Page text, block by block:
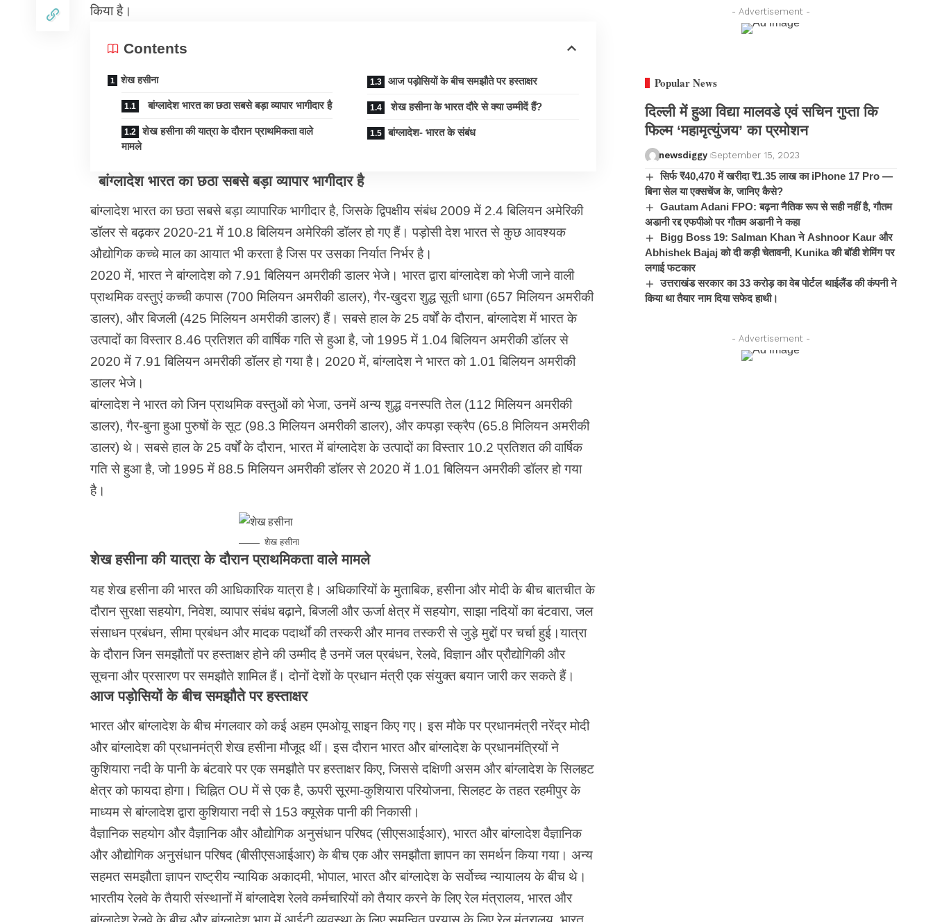
किया है।
Contents
शेख हसीना
बांग्लादेश भारत का छठा सबसे बड़ा व्यापार भागीदार है
शेख हसीना की यात्रा के दौरान प्राथमिकता वाले
मामले
आज पड़ोसियों के बीच समझौते पर हस्ताक्षर
शेख हसीना के भारत दौरे से क्या उम्मीदें हैं?
बांग्लादेश- भारत के संबंध
बांग्लादेश भारत का छठा सबसे बड़ा व्यापार भागीदार है
बांग्लादेश भारत का छठा सबसे बड़ा व्यापारिक भागीदार है, जिसके द्विपक्षीय संबंध 2009 में 2.4 बिलियन अमेरिकी
डॉलर से बढ़कर 2020-21 में 10.8 बिलियन अमेरिकी डॉलर हो गए हैं। पड़ोसी देश भारत से कुछ आवश्यक
औद्योगिक कच्चे माल का आयात भी करता है जिस पर उसका निर्यात निर्भर है।
2020 में, भारत ने बांग्लादेश को 7.91 बिलियन अमरीकी डालर भेजे। भारत द्वारा बांग्लादेश को भेजी जाने वाली
प्राथमिक वस्तुएं कच्ची कपास (700 मिलियन अमरीकी डालर), गैर-खुदरा शुद्ध सूती धागा (657 मिलियन अमरीकी
डालर), और बिजली (425 मिलियन अमरीकी डालर) हैं। सबसे हाल के 25 वर्षों के दौरान, बांग्लादेश में भारत के
उत्पादों का विस्तार 8.46 प्रतिशत की वार्षिक गति से हुआ है, जो 1995 में 1.04 बिलियन अमरीकी डॉलर से
2020 में 7.91 बिलियन अमरीकी डॉलर हो गया है। 2020 में, बांग्लादेश ने भारत को 1.01 बिलियन अमरीकी
डालर भेजे।
बांग्लादेश ने भारत को जिन प्राथमिक वस्तुओं को भेजा, उनमें अन्य शुद्ध वनस्पति तेल (112 मिलियन अमरीकी
डालर), गैर-बुना हुआ पुरुषों के सूट (98.3 मिलियन अमरीकी डालर), और कपड़ा स्क्रैप (65.8 मिलियन अमरीकी
डालर) थे। सबसे हाल के 25 वर्षों के दौरान, भारत में बांग्लादेश के उत्पादों का विस्तार 10.2 प्रतिशत की वार्षिक
गति से हुआ है, जो 1995 में 88.5 मिलियन अमरीकी डॉलर से 2020 में 1.01 बिलियन अमरीकी डॉलर हो गया
है।
शेख हसीना
शेख हसीना की यात्रा के दौरान प्राथमिकता वाले मामले
यह शेख हसीना की भारत की आधिकारिक यात्रा है। अधिकारियों के मुताबिक, हसीना और मोदी के बीच बातचीत के
दौरान सुरक्षा सहयोग, निवेश, व्यापार संबंध बढ़ाने, बिजली और ऊर्जा क्षेत्र में सहयोग, साझा नदियों का बंटवारा, जल
संसाधन प्रबंधन, सीमा प्रबंधन और मादक पदार्थों की तस्करी और मानव तस्करी से जुड़े मुद्दों पर चर्चा हुई।यात्रा
के दौरान जिन समझौतों पर हस्ताक्षर होने की उम्मीद है उनमें जल प्रबंधन, रेलवे, विज्ञान और प्रौद्योगिकी और
सूचना और प्रसारण पर समझौते शामिल हैं। दोनों देशों के प्रधान मंत्री एक संयुक्त बयान जारी कर सकते हैं।
आज पड़ोसियों के बीच समझौते पर हस्ताक्षर
भारत और बांग्लादेश के बीच मंगलवार को कई अहम एमओयू साइन किए गए। इस मौके पर प्रधानमंत्री नरेंद्र मोदी
और बांग्लादेश की प्रधानमंत्री शेख हसीना मौजूद थीं। इस दौरान भारत और बांग्लादेश के प्रधानमंत्रियों ने
कुशियारा नदी के पानी के बंटवारे पर एक समझौते पर हस्ताक्षर किए, जिससे दक्षिणी असम और बांग्लादेश के सिलहट
क्षेत्र को फायदा होगा। चिह्नित OU में से एक है, ऊपरी सूरमा-कुशियारा परियोजना, सिलहट के तहत रहमीपुर के
माध्यम से बांग्लादेश द्वारा कुशियारा नदी से 153 क्यूसेक पानी की निकासी।
वैज्ञानिक सहयोग और वैज्ञानिक और औद्योगिक अनुसंधान परिषद (सीएसआईआर), भारत और बांग्लादेश वैज्ञानिक
और औद्योगिक अनुसंधान परिषद (बीसीएसआईआर) के बीच एक और समझौता ज्ञापन का समर्थन किया गया। अन्य
सहमत समझौता ज्ञापन राष्ट्रीय न्यायिक अकादमी, भोपाल, भारत और बांग्लादेश के सर्वोच्च न्यायालय के बीच थे।
भारतीय रेलवे के तैयारी संस्थानों में बांग्लादेश रेलवे कर्मचारियों को तैयार करने के लिए रेल मंत्रालय, भारत और
- Advertisement -
Popular News
दिल्ली में हुआ विद्या मालवडे एवं सचिन गुप्ता कि
फिल्म ‘महामृत्युंजय’ का प्रमोशन
newsdiggy September 15, 2023
सिर्फ ₹40,470 में खरीदा ₹1.35 लाख का iPhone 17 Pro —
बिना सेल या एक्सचेंज के, जानिए कैसे?
Gautam Adani FPO: बढ़ना नैतिक रूप से सही नहीं है, गौतम
अडानी रद्द एफपीओ पर गौतम अडानी ने कहा
Bigg Boss 19: Salman Khan ने Ashnoor Kaur और
Abhishek Bajaj को दी कड़ी चेतावनी, Kunika की बॉडी शेमिंग पर
लगाई फटकार
उत्तराखंड सरकार का 33 करोड़ का वेब पोर्टल थाईलैंड की कंपनी ने
किया था तैयार नाम दिया सफेद हाथी।
- Advertisement -